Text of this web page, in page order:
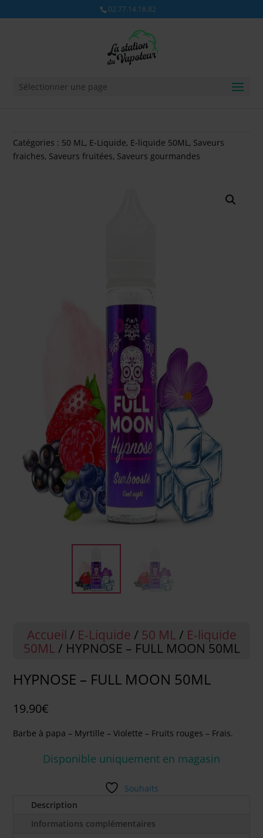
02.77.14.18.82
Sélectionner une page
Catégories : 50 ML, E-Liquide, E-liquide 50ML, Saveurs
fraiches, Saveurs fruitées, Saveurs gourmandes
Accueil / E-Liquide / 50 ML / E-liquide
50ML / HYPNOSE – FULL MOON 50ML
HYPNOSE – FULL MOON 50ML
19.90€
Barbe à papa – Myrtille – Violette – Fruits rouges – Frais.
Disponible uniquement en magasin
Souhaits
Description
Informations complémentaires